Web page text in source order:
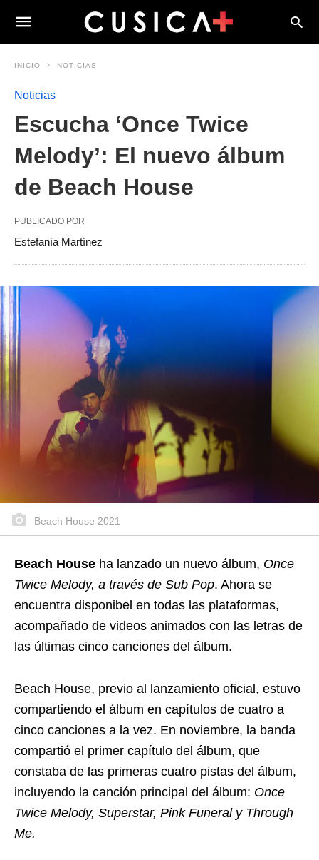
INICIO NOTICIAS
Noticias
Escucha ‘Once Twice
Melody’: El nuevo álbum
de Beach House
PUBLICADO POR
Estefanía Martínez
Beach House 2021
Beach House ha lanzado un nuevo álbum, Once
Twice Melody, a través de Sub Pop. Ahora se
encuentra disponibel en todas las plataformas,
acompañado de videos animados con las letras de
las últimas cinco canciones del álbum.
Beach House, previo al lanzamiento oficial, estuvo
compartiendo el álbum en capítulos de cuatro a
cinco canciones a la vez. En noviembre, la banda
compartió el primer capítulo del álbum, que
constaba de las primeras cuatro pistas del álbum,
incluyendo la canción principal del álbum: Once
Twice Melody, Superstar, Pink Funeral y Through
Me.